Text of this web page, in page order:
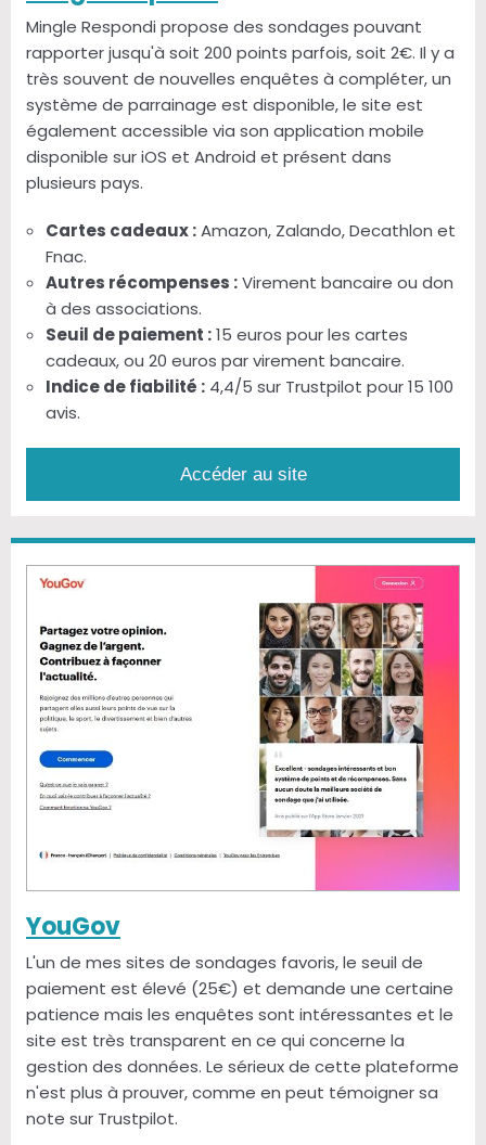
Mingle Respondi propose des sondages pouvant
rapporter jusqu'à soit 200 points parfois, soit 2€. Il y a
très souvent de nouvelles enquêtes à compléter, un
système de parrainage est disponible, le site est
également accessible via son application mobile
disponible sur iOS et Android et présent dans
plusieurs pays.
Cartes cadeaux :Amazon, Zalando, Decathlon et
Fnac.
Autres récompenses :Virement bancaire ou don
à des associations.
Seuil de paiement :15 euros pour les cartes
cadeaux, ou 20 euros par virement bancaire.
Indice de fiabilité : 4,4/5 sur Trustpilot pour 15 100
avis.
Accéder au site
YouGov
L'un de mes sites de sondages favoris, le seuil de
paiement est élevé (25€) et demande une certaine
patience mais les enquêtes sont intéressantes et le
site est très transparent en ce qui concerne la
gestion des données. Le sérieux de cette plateforme
n'est plus à prouver, comme en peut témoigner sa
note sur Trustpilot.